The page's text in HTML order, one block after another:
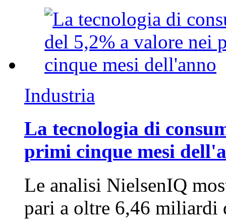
Industria
La tecnologia di
primi cinque mesi
Le analisi NielsenIQ
pari a oltre 6,46